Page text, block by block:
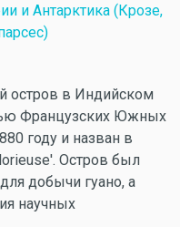
и Антарктика (Крозе,
остров в Индийском
Французских Южных
году и назван в
Остров был
добычи гуано, а
научных